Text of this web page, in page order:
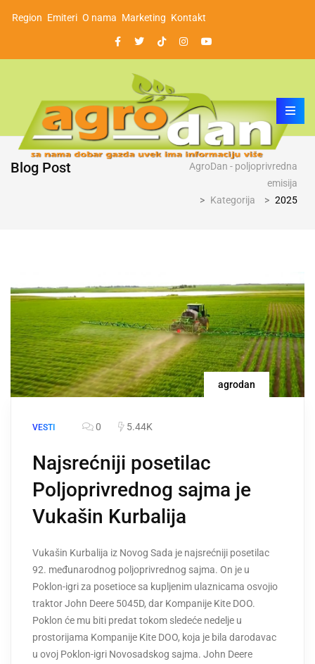
Region Emiteri O nama Marketing Kontakt
Blog Post
AgroDan - poljoprivredna
emisija
> Kategorija > 2025
agrodan
VESTI 0 5.44K
Najsrećniji posetilac
Poljoprivrednog sajma je
Vukašin Kurbalija
Vukašin Kurbalija iz Novog Sada je najsrećniji posetilac
92. međunarodnog poljoprivrednog sajma. On je u
Poklon-igri za posetioce sa kupljenim ulaznicama osvojio
traktor John Deere 5045D, dar Kompanije Kite DOO.
Poklon će mu biti predat tokom sledeće nedelje u
prostorijama Kompanije Kite DOO, koja je bila darodavac
u ovoj Poklon-igri Novosadskog sajma. John Deere